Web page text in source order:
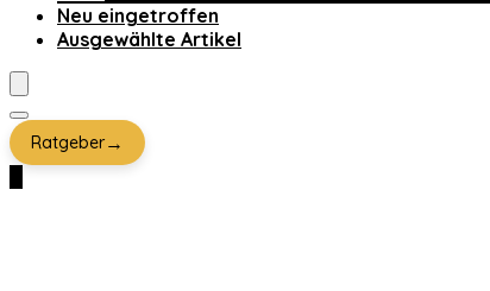
Neu eingetroffen
Ausgewählte Artikel
Ratgeber→